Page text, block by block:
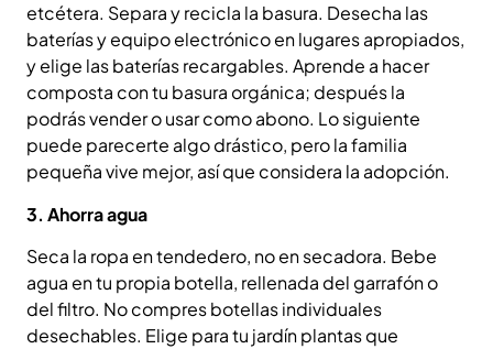
etcétera. Separa y recicla la basura. Desecha las
baterías y equipo electrónico en lugares apropiados,
y elige las baterías recargables. Aprende a hacer
composta con tu basura orgánica; después la
podrás vender o usar como abono. Lo siguiente
puede parecerte algo drástico, pero la familia
pequeña vive mejor, así que considera la adopción.
3. Ahorra agua
Seca la ropa en tendedero, no en secadora. Bebe
agua en tu propia botella, rellenada del garrafón o
del filtro. No compres botellas individuales
desechables. Elige para tu jardín plantas que